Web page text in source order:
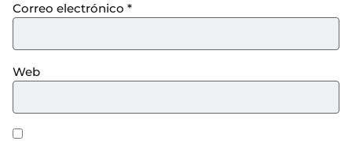
Correo electrónico *
Web